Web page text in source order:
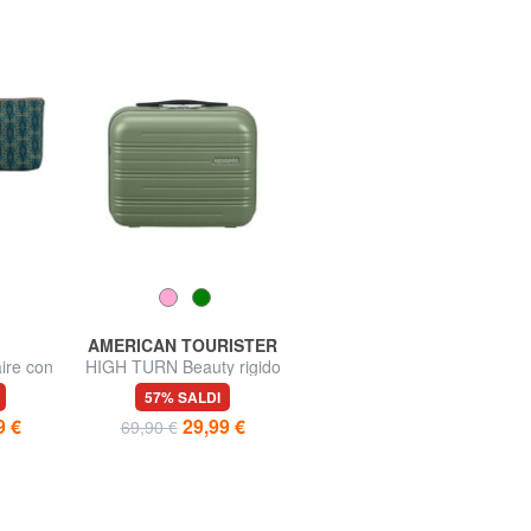
con
€
AMERICAN TOURISTER
HIGH TURN Beauty rigido
con tracolla
57% SALDI
69,90 € 29,99 €